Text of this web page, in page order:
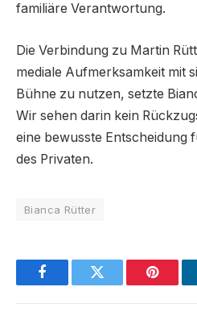
familiäre Verantwortung.
Die Verbindung zu Martin
mediale Aufmerksamkeit mit
Bühne zu nutzen, setzte
Wir sehen darin kein
eine bewusste Entscheidung
des Privaten.
Bianca Rütter
FacebookTwitter